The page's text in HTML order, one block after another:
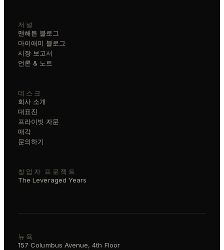
저널
맨해튼 블로그
마이애미 블로그
시장 보고서
언론 & 노트
데스크
회사 소개
대표진
프라이빗 자문
매각
문의하기
창업자 프로젝트
The Leveraged Years
뉴욕
157 Columbus Avenue, 4th Floor